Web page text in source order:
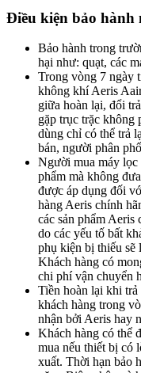
Điều kiện bảo hành
Bảo hành trong
hại như: quạt, các
Trong vòng 7 ngày
không khí Aeris
giữa hoàn lại, đổi
gặp trục trặc
dùng chỉ có thể trả
bán, người phân
Người mua máy lọc
phẩm mà không
được áp dụng đối
hàng Aeris chính
các sản phẩm
do các yếu tố bất
phụ kiện bị thiếu sẽ
Khách hàng có
chi phí vận chuyển
Tiền hoàn lại khi trả
khách hàng trong
nhận bởi Aeris hay
Khách hàng có thể
mua nếu thiết bị có
xuất. Thời hạn bảo